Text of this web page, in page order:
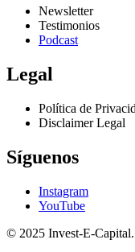
Newsletter
Testimonios
Podcast
Legal
Política de
Disclaimer Legal
Síguenos
Instagram
YouTube
© 2025 Invest-E-Capital.